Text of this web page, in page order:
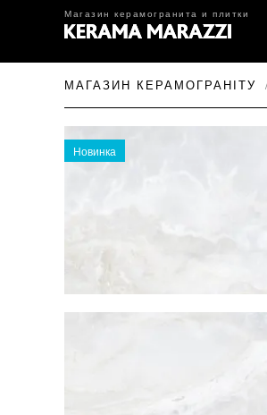
Магазин керамогранита и плитки
МАГАЗИН КЕРАМОГРАНІТУ
Новинка